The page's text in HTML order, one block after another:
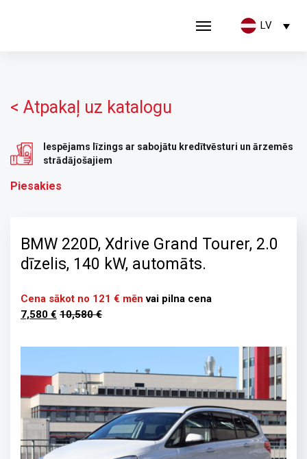
LV
< Atpakaļ uz katalogu
Iespējams līzings ar sabojātu kredītvēsturi un ārzemēs
strādājošajiem
Piesakies
BMW 220D, Xdrive Grand Tourer, 2.0
dīzelis, 140 kW, automāts.
Cena sākot no 121 € mēn vai pilna cena
7,580 € 10,580 €